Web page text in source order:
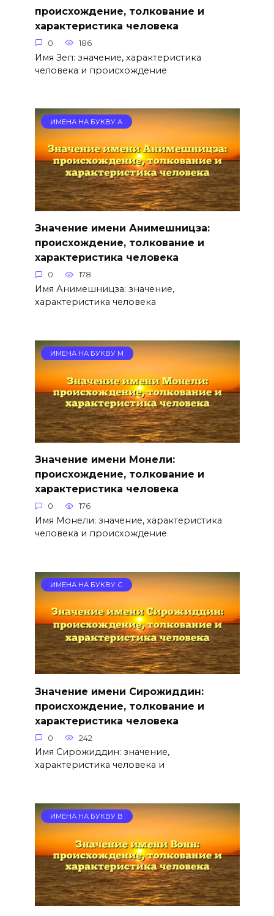
происхождение, толкование и
характеристика человека
0 186
Имя Зеп: значение, характеристика
человека и происхождение
ИМЕНА НА БУКВУ А
Значение имени Анимешницза:
происхождение, толкование и
характеристика человека
0 178
Имя Анимешницза: значение,
характеристика человека
ИМЕНА НА БУКВУ М
Значение имени Монели:
происхождение, толкование и
характеристика человека
0 176
Имя Монели: значение, характеристика
человека и происхождение
ИМЕНА НА БУКВУ С
Значение имени Сирожиддин:
происхождение, толкование и
характеристика человека
0 242
Имя Сирожиддин: значение,
характеристика человека и
ИМЕНА НА БУКВУ В